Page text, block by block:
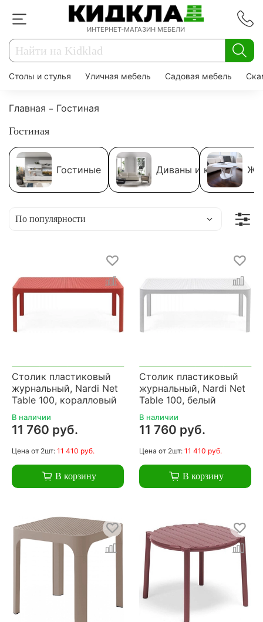
ИНТЕРНЕТ-МАГАЗИН МЕБЕЛИ
Столы и стулья Уличная мебель Садовая мебель
Главная
Гостиная
Гостиная
Гостиные Диваны и кресла
Столик пластиковый
журнальный, Nardi Net
Table 100, коралловый
В наличии
11 760 руб.
Цена от 2шт: 11 410 руб.
В корзину
Столик пластиковый
журнальный, Nardi Net
Table 100, белый
В наличии
11 760 руб.
Цена от 2шт: 11 410 руб.
В корзину